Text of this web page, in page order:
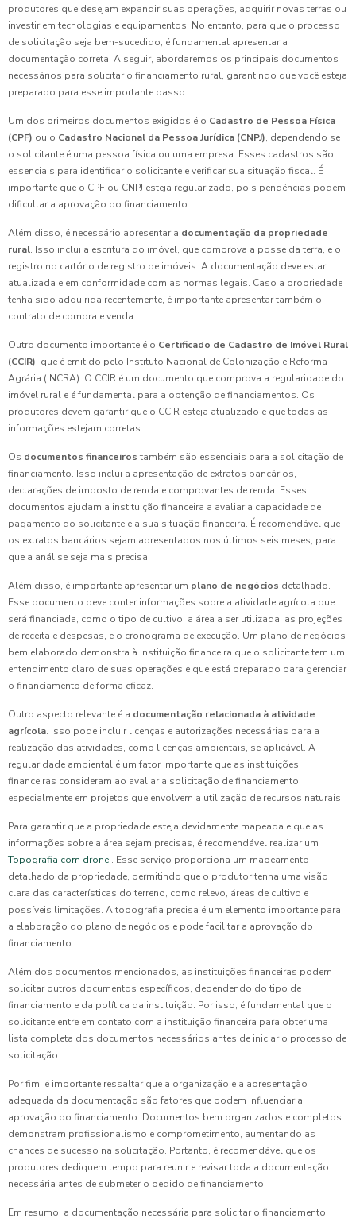
produtores que desejam expandir suas operações, adquirir novas terras ou
investir em tecnologias e equipamentos. No entanto, para que o processo
de solicitação seja bem-sucedido, é fundamental apresentar a
documentação correta. A seguir, abordaremos os principais documentos
necessários para solicitar o financiamento rural, garantindo que você esteja
preparado para esse importante passo.
Um dos primeiros documentos exigidos é o Cadastro de Pessoa Física
(CPF) ou o Cadastro Nacional da Pessoa Jurídica (CNPJ), dependendo se
o solicitante é uma pessoa física ou uma empresa. Esses cadastros são
essenciais para identificar o solicitante e verificar sua situação fiscal. É
importante que o CPF ou CNPJ esteja regularizado, pois pendências podem
dificultar a aprovação do financiamento.
Além disso, é necessário apresentar a documentação da propriedade
rural. Isso inclui a escritura do imóvel, que comprova a posse da terra, e o
registro no cartório de registro de imóveis. A documentação deve estar
atualizada e em conformidade com as normas legais. Caso a propriedade
tenha sido adquirida recentemente, é importante apresentar também o
contrato de compra e venda.
Outro documento importante é o Certificado de Cadastro de Imóvel Rural
(CCIR), que é emitido pelo Instituto Nacional de Colonização e Reforma
Agrária (INCRA). O CCIR é um documento que comprova a regularidade do
imóvel rural e é fundamental para a obtenção de financiamentos. Os
produtores devem garantir que o CCIR esteja atualizado e que todas as
informações estejam corretas.
Os documentos financeiros também são essenciais para a solicitação de
financiamento. Isso inclui a apresentação de extratos bancários,
declarações de imposto de renda e comprovantes de renda. Esses
documentos ajudam a instituição financeira a avaliar a capacidade de
pagamento do solicitante e a sua situação financeira. É recomendável que
os extratos bancários sejam apresentados nos últimos seis meses, para
que a análise seja mais precisa.
Além disso, é importante apresentar um plano de negócios detalhado.
Esse documento deve conter informações sobre a atividade agrícola que
será financiada, como o tipo de cultivo, a área a ser utilizada, as projeções
de receita e despesas, e o cronograma de execução. Um plano de negócios
bem elaborado demonstra à instituição financeira que o solicitante tem um
entendimento claro de suas operações e que está preparado para gerenciar
o financiamento de forma eficaz.
Outro aspecto relevante é a documentação relacionada à atividade
agrícola. Isso pode incluir licenças e autorizações necessárias para a
realização das atividades, como licenças ambientais, se aplicável. A
regularidade ambiental é um fator importante que as instituições
financeiras consideram ao avaliar a solicitação de financiamento,
especialmente em projetos que envolvem a utilização de recursos naturais.
Para garantir que a propriedade esteja devidamente mapeada e que as
informações sobre a área sejam precisas, é recomendável realizar um
Topografia com drone . Esse serviço proporciona um mapeamento
detalhado da propriedade, permitindo que o produtor tenha uma visão
clara das características do terreno, como relevo, áreas de cultivo e
possíveis limitações. A topografia precisa é um elemento importante para
a elaboração do plano de negócios e pode facilitar a aprovação do
financiamento.
Além dos documentos mencionados, as instituições financeiras podem
solicitar outros documentos específicos, dependendo do tipo de
financiamento e da política da instituição. Por isso, é fundamental que o
solicitante entre em contato com a instituição financeira para obter uma
lista completa dos documentos necessários antes de iniciar o processo de
solicitação.
Por fim, é importante ressaltar que a organização e a apresentação
adequada da documentação são fatores que podem influenciar a
aprovação do financiamento. Documentos bem organizados e completos
demonstram profissionalismo e comprometimento, aumentando as
chances de sucesso na solicitação. Portanto, é recomendável que os
produtores dediquem tempo para reunir e revisar toda a documentação
necessária antes de submeter o pedido de financiamento.
Em resumo, a documentação necessária para solicitar o financiamento